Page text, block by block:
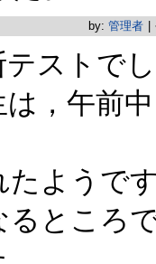
by: 管理者
ストで
は，午前
たようで
るところ